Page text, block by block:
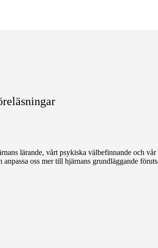
lärande, vårt psykiska välbefinnande och
oss mer till hjärnans grundläggande